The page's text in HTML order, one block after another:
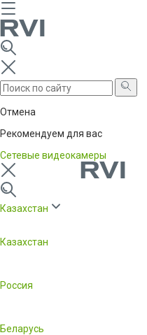
Отмена
Рекомендуем для вас
Сетевые видеокамеры
Казахстан
Казахстан
Россия
Беларусь